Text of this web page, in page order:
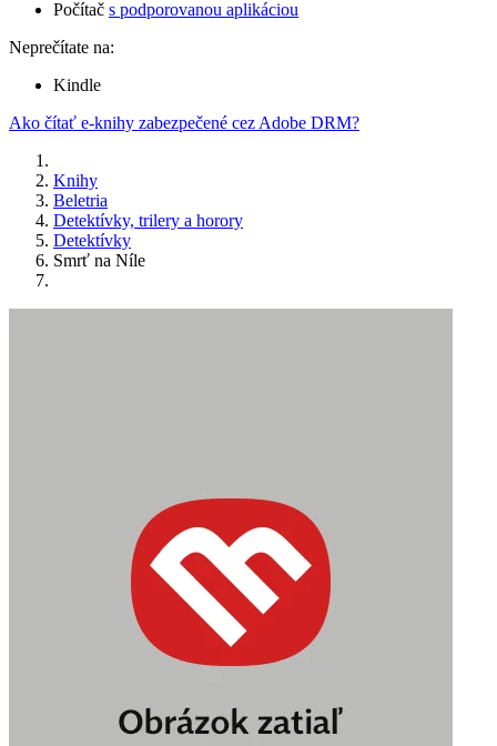
Počítač s podporovanou aplikáciou
Neprečítate na:
Kindle
Ako čítať e-knihy zabezpečené cez Adobe DRM?
Knihy
Beletria
Detektívky, trilery a horory
Detektívky
Smrť na Níle